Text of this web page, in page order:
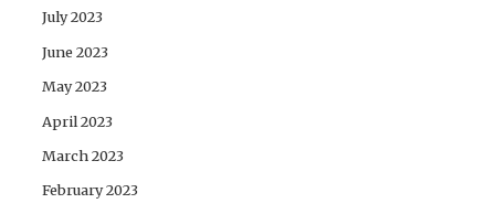
July 2023
June 2023
May 2023
April 2023
March 2023
February 2023